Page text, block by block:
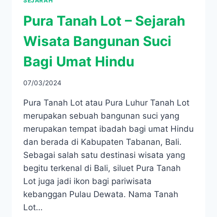
Pura Tanah Lot – Sejarah
Wisata Bangunan Suci
Bagi Umat Hindu
07/03/2024
Pura Tanah Lot atau Pura Luhur Tanah Lot
merupakan sebuah bangunan suci yang
merupakan tempat ibadah bagi umat Hindu
dan berada di Kabupaten Tabanan, Bali.
Sebagai salah satu destinasi wisata yang
begitu terkenal di Bali, siluet Pura Tanah
Lot juga jadi ikon bagi pariwisata
kebanggan Pulau Dewata. Nama Tanah
Lot…